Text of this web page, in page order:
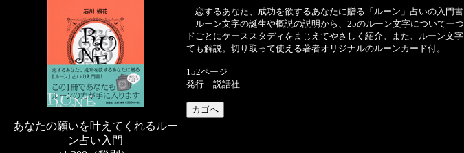
あなたの願いを叶えてくれるルー
ン占い入門
恋するあなた、成功を欲するあなたに贈る「ルーン」占いの入門
ルーン文字の誕生や概説の説明から、25のルーン文字について一
ドごとにケーススタディをまじえてやさしく紹介。また、ルーン
ても解説。切り取って使える著者オリジナルのルーンカード付。
152ページ
発行 説話社